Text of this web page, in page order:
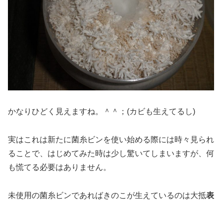
かなりひどく見えますね。＾＾；(カビも生えてるし)
実はこれは新たに菌糸ビンを使い始める際には時々見られ
ることで、はじめてみた時は少し驚いてしまいますが、何
も慌てる必要はありません。
未使用の菌糸ビンであればきのこが生えているのは大抵表